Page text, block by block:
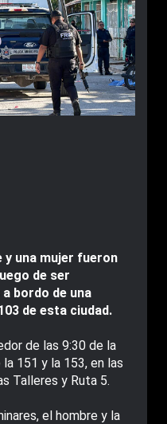
y una mujer fueron
de ser
bordo de una
de esta ciudad.
de las 9:30 de la
151 y la 153, en las
Talleres y Ruta 5.
el hombre y la